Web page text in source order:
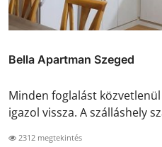
Bella Apartman Szeged
Minden foglalást
igazol vissza. A szálláshely
2312 megtekintés